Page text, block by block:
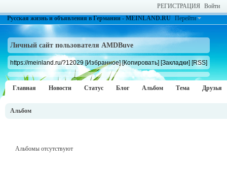
РЕГИСТРАЦИЯ Войти
Русская жизнь и объявления в Германии - MEINLAND.RU Перейти
Личный сайт пользователя AMDBuve
https://meinland.ru/?12029 [Избранное] [Копировать] [Закладки] [RSS]
Главная Новости Статус Блог Альбом Тема Друзья
Альбом
Альбомы отсутствуют